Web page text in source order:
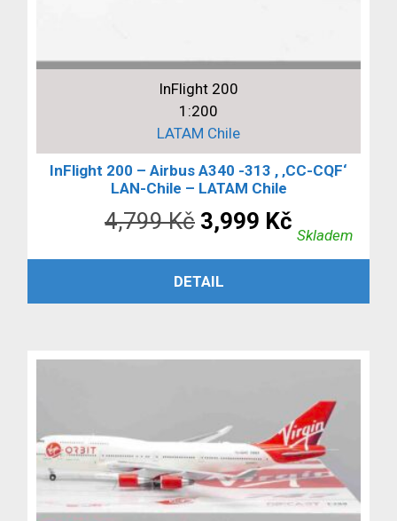
InFlight 200
1:200
LATAM Chile
InFlight 200 – Airbus A340 -313 , ‚CC-CQF‘
LAN-Chile – LATAM Chile
4,799Kč Původní
cena
byla:
3,999 Kč
cena
Skladem
PŘIDAT DO KOŠÍKU
DETAIL